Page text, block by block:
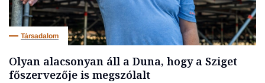
Társadalom
Olyan alacsonyan áll a Duna, hogy a Sziget
főszervezője is megszólalt